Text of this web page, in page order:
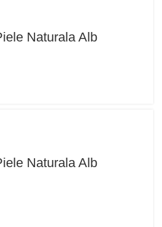
Naturala Alb
Naturala Alb